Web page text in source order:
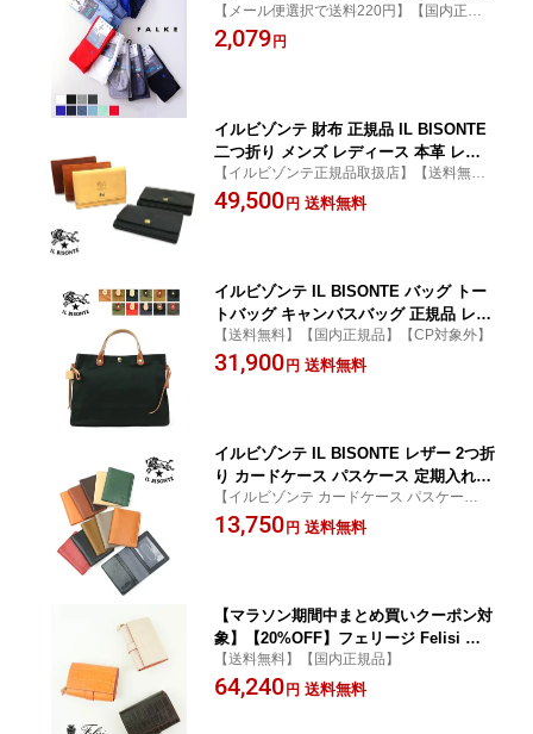
ラン ソックス くつ下 ショートソックス
クルーソックス 無地 リブ 薄手 クルー
【メール便選択で送料220円】【国内正規
品】
2,079 円
イルビゾンテ 財布 正規品 IL BISONTE
二つ折り メンズ レディース 本革 レザ
ー ミドルグレー ブラウン ダークブラウ
ン おしゃれ かわいい 売れ筋アイテム
【イルビゾンテ正規品取扱店】【送料無
料】【CP対象外】
49,500 円 送料無料
イルビゾンテ IL BISONTE バッグ トー
トバッグ キャンバスバッグ 正規品 レデ
ィース メンズ サイドリボン コットンキ
ャンバス 綿 レザー イタリア製 A4 定番
【送料無料】【国内正規品】【CP対象外】
31,900 円 送料無料
イルビゾンテ IL BISONTE レザー 2つ折
り カードケース パスケース 定期入れ
ブラック イルビソンテ 売れ筋アイテム
・411619-0062501(メール便可能商品)[M
【イルビゾンテ カードケース パスケース】
【メール便可能商品】【国内正規品】【CP
対象外】
13,750 円 送料無料
【マラソン期間中まとめ買いクーポン対
象】【20%OFF】フェリージ Felisi 財
布 二つ折り ミニ財布 コンパクトウォレ
ット 正規品 レザー クロコ型押し 小銭
【送料無料】【国内正規品】
64,240 円 送料無料